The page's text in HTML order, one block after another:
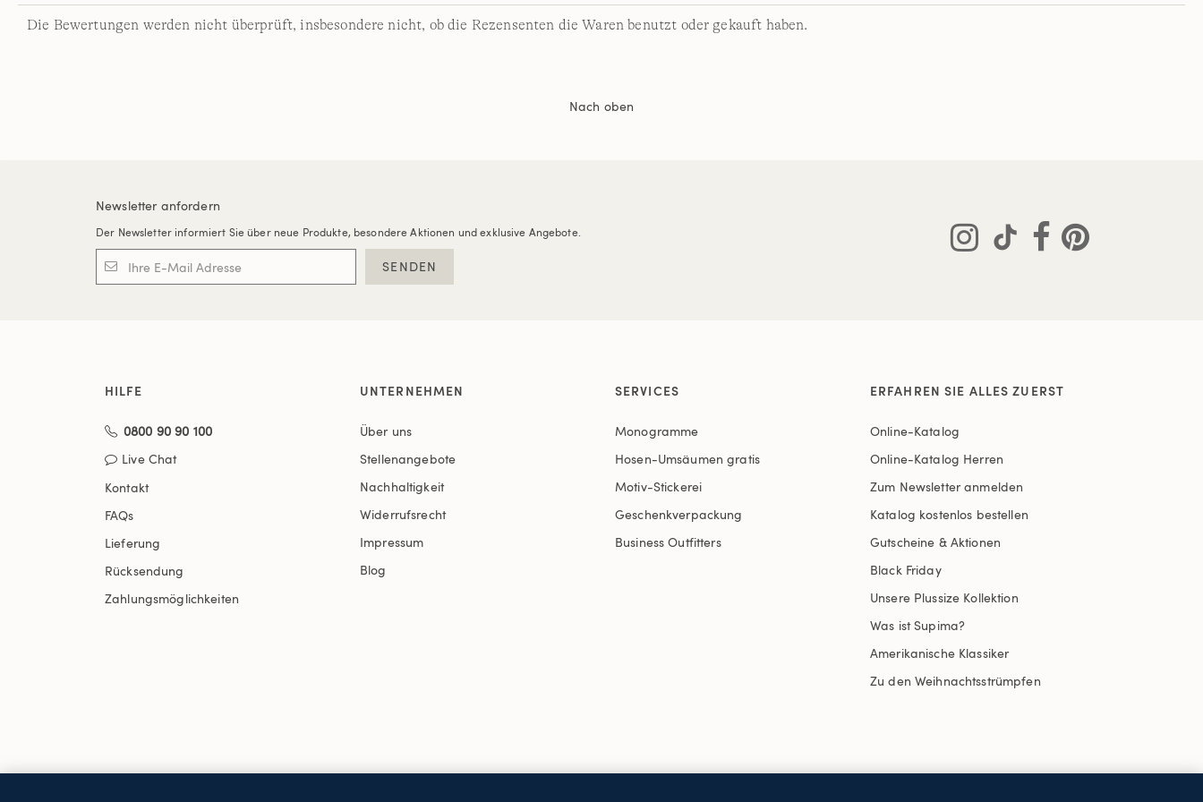
Die Bewertungen werden nicht überprüft, insbesondere nicht, ob die Rezensenten die Waren benutzt oder gekauft haben.
Nach oben
Newsletter anfordern
Der Newsletter informiert Sie über neue Produkte, besondere Aktionen und exklusive Angebote.
SENDEN
HILFE
0800 90 90 100
Live Chat
Kontakt
FAQs
Lieferung
Rücksendung
Zahlungsmöglichkeiten
UNTERNEHMEN
Über uns
Stellenangebote
Nachhaltigkeit
Widerrufsrecht
Impressum
Blog
SERVICES
Monogramme
Hosen-Umsäumen gratis
Motiv-Stickerei
Geschenkverpackung
Business Outfitters
ERFAHREN SIE ALLES ZUERST
Online-Katalog
Online-Katalog Herren
Zum Newsletter anmelden
Katalog kostenlos bestellen
Gutscheine & Aktionen
Black Friday
Unsere Plussize Kollektion
Was ist Supima?
Amerikanische Klassiker
Zu den Weihnachtsstrümpfen